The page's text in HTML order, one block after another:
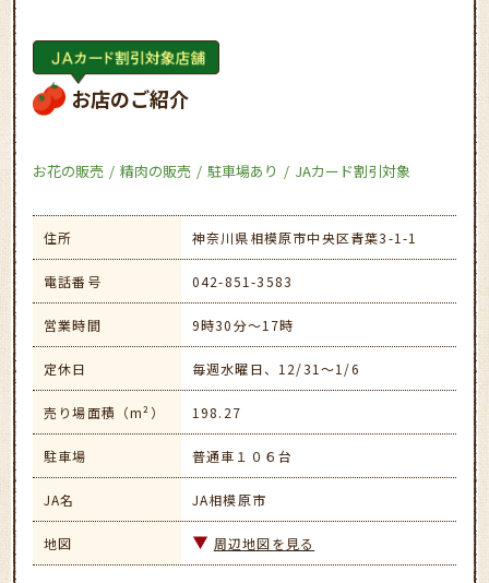
お店のご紹介
お花の販売 精肉の販売 駐車場あり JAカード割引対象
住所 神奈川県相模原市中央区青葉3-1-1
電話番号 042-851-3583
営業時間 9時30分～17時
定休日 毎週水曜日、12/31～1/6
売り場面積（m²） 198.27
駐車場 普通車１０６台
JA名 JA相模原市
地図 周辺地図を見る